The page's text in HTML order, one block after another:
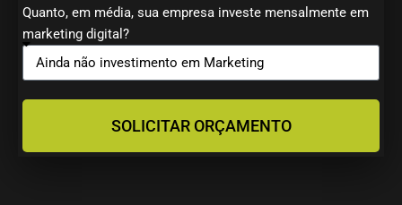
Quanto, em média, sua empresa investe mensalmente em
marketing digital?
SOLICITAR ORÇAMENTO